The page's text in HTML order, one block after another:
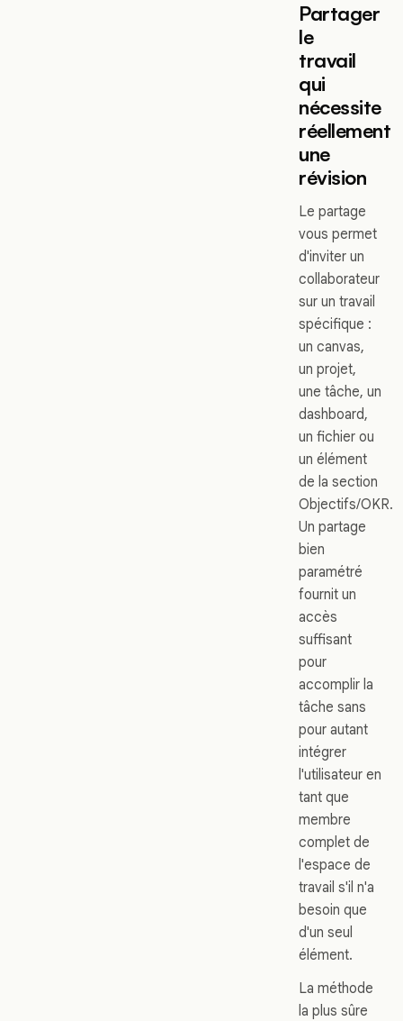
Partager
le
travail
qui
nécessite
réellement
une
révision
Le partage
vous permet
d'inviter un
collaborateur
sur un travail
spécifique :
un canvas,
un projet,
une tâche, un
dashboard,
un fichier ou
un élément
de la section
Objectifs/OKR.
Un partage
bien
paramétré
fournit un
accès
suffisant
pour
accomplir la
tâche sans
pour autant
intégrer
l'utilisateur en
tant que
membre
complet de
l'espace de
travail s'il n'a
besoin que
d'un seul
élément.
La méthode
la plus sûre